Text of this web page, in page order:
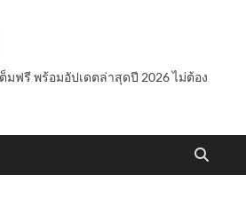
มฟรี พร้อมอัปเดตล่าสุดปี 2026 ไม่ต้อง